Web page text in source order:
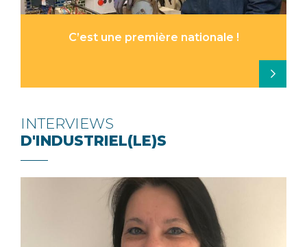
C’est une première nationale !
INTERVIEWS
D'INDUSTRIEL(LE)S